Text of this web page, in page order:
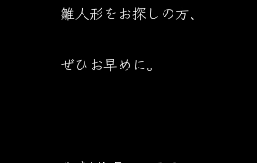
雛人形をお探しの方、
ぜひお早めに。